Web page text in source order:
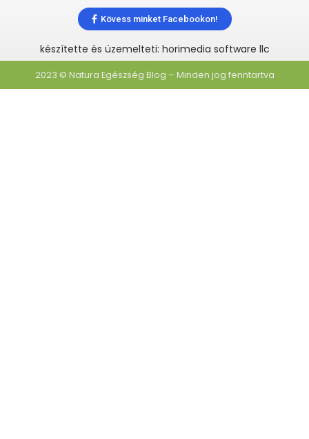
Kövess minket Facebookon!
készítette és üzemelteti: horimedia software llc
2023 © Natura Egészség Blog – Minden jog fenntartva